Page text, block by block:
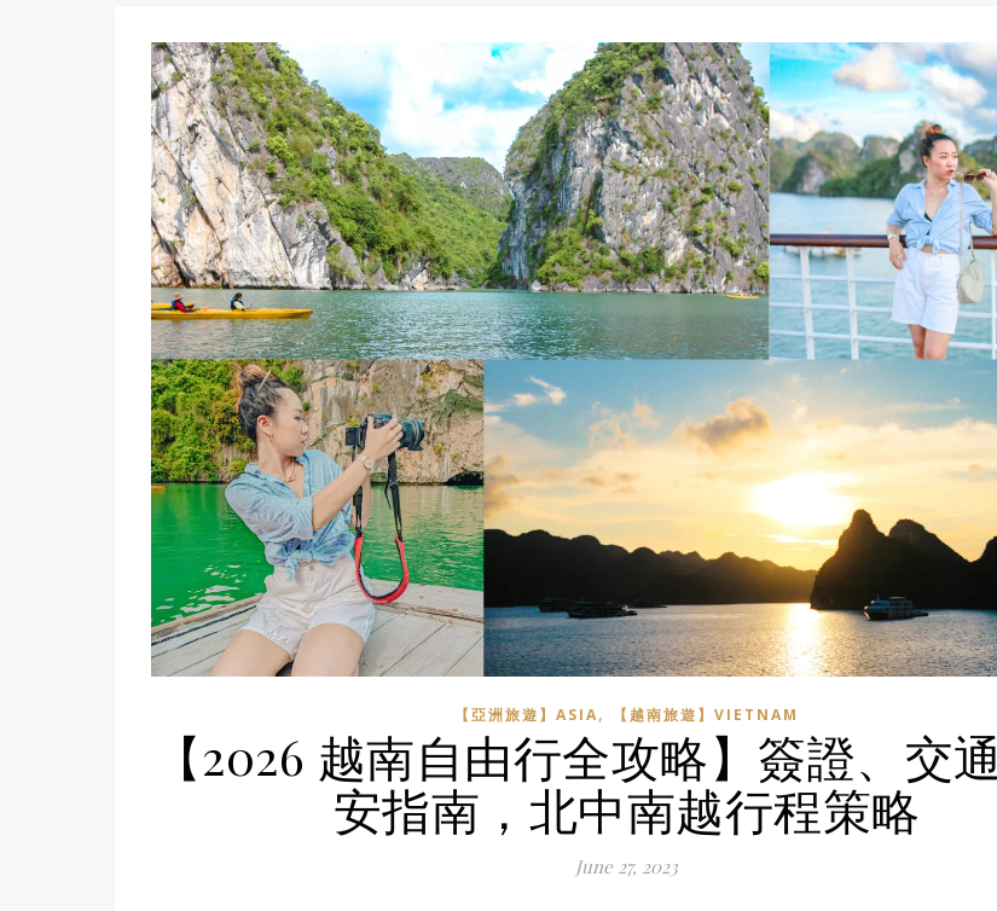
【亞洲旅遊】ASIA, 【越南旅遊】VIETNAM
【2026 越南自由行全攻略】簽證、交
安指南，北中南越行程策略
June 27, 2023